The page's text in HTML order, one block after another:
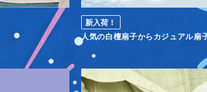
新入荷！
人気の白檀扇子からカジュアル扇